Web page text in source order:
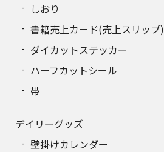
しおり
書籍売上カード(売上スリップ)
ダイカットステッカー
ハーフカットシール
帯
デイリーグッズ
壁掛けカレンダー